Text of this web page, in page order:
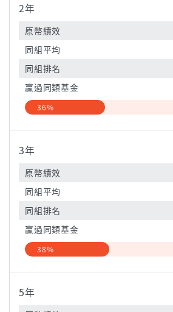
2年
原幣績效
同組平均
同組排名
贏過同類基金
36%
3年
原幣績效
同組平均
同組排名
贏過同類基金
38%
5年